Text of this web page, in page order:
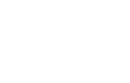
。ガ
タンドや整備工場の既存インフラを活用す